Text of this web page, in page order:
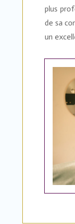
plus
de sa
un